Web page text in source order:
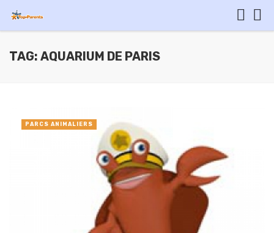
TAG: AQUARIUM DE PARIS
PARCS ANIMALIERS